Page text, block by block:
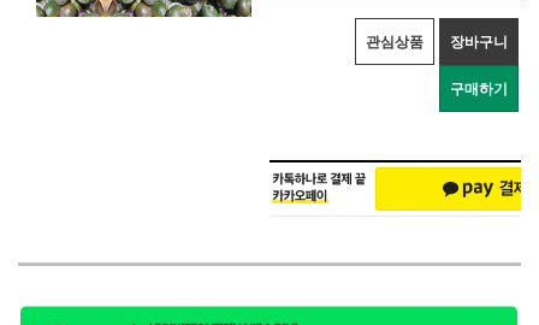
관심상품 장바구니
구매하기